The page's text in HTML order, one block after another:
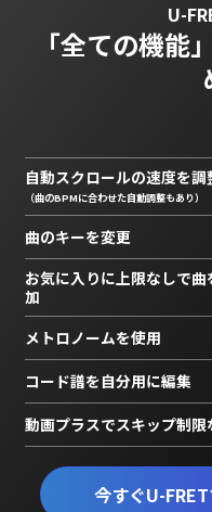
U-
「全ての機能
今すぐU-
自動スクロールの速度を調
（曲のBPMに合わせた自動調整もあり）
曲のキーを変更
お気に入りに上限なしで曲
加
メトロノームを使用
コード譜を自分用に編集
動画プラスでスキップ制限